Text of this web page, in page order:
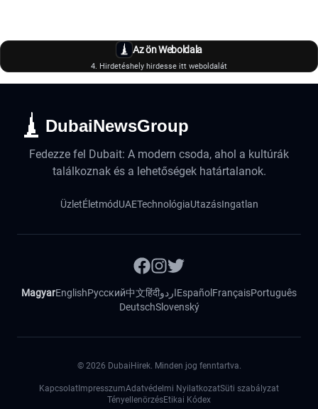
Az ön Weboldala
4. Hirdetéshely hirdesse itt weboldalát
DubaiNewsGroup
Fedezze fel Dubait: A modern csoda, ahol a kultúrák
találkoznak és a lehetőségek határtalanok.
ÜzletÉletmódUAETechnológiaUtazásIngatlan
MagyarEnglishРусский中文हिंदीاردوEspañol FrançaisPortuguês
DeutschSlovenský
© 2026 DubaiHirek. Minden jog fenntartva.
Kapcsolat ImpresszumAdatvédelmi NyilatkozatSüti szabályzat
TényellenörzésEtikai Kódex